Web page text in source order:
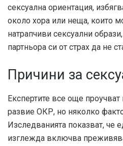
сексуална ориентация,
около хора или неща, които
натрапчиви сексуални
партньора си от страх да не
Причини за
Експертите все още
развие ОКР, но няколко
Изследванията показват, че
изглежда включва